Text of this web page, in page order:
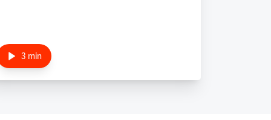
d’une rencontre avec un lanceur de
l’écriture de cette fiction se base
sur l’enregistrement de son
3 min